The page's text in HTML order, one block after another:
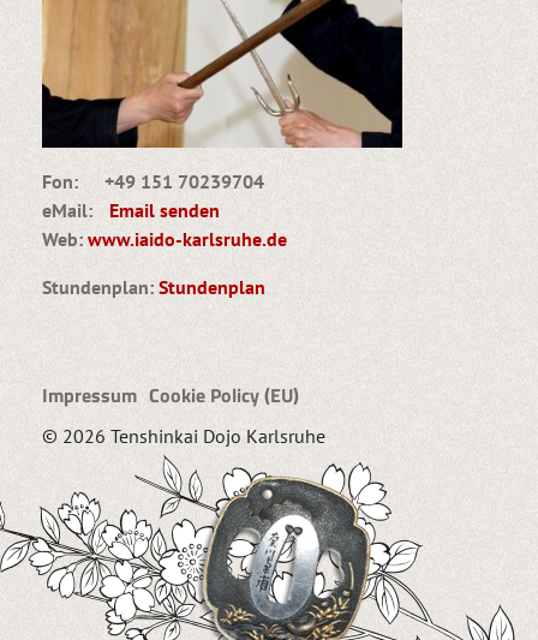
Fon: +49 151 70239704
eMail: Email senden
Web: www.iaido-karlsruhe.de
Stundenplan: Stundenplan
Impressum Cookie Policy (EU)
© 2026 Tenshinkai Dojo Karlsruhe